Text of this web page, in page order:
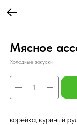
Мясное
Холодные закуски
корейка, куриный